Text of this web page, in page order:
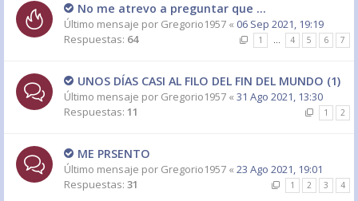
No me atrevo a preguntar que ...
Último mensaje por Gregorio1957 « 06 Sep 2021, 19:19
Respuestas: 64 1 … 4 5 6 7
UNOS DÍAS CASI AL FILO DEL FIN DEL MUNDO (1)
Último mensaje por Gregorio1957 « 31 Ago 2021, 13:30
Respuestas: 11 1 2
ME PRSENTO
Último mensaje por Gregorio1957 « 23 Ago 2021, 19:01
Respuestas: 31 1 2 3 4